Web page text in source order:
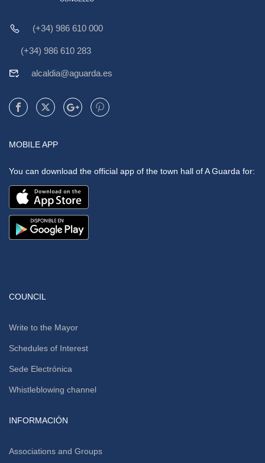
(+34) 986 610 000
(+34) 986 610 283
alcaldia@aguarda.es
MOBILE APP
You can download the official app of the town hall of A Guarda for:
COUNCIL
Write to the Mayor
Schedules of Interest
Sede Electrónica
Whistleblowing channel
INFORMACIÓN
Associations and Groups